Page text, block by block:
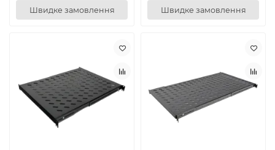
Швидке замовлення Швидке замовлення